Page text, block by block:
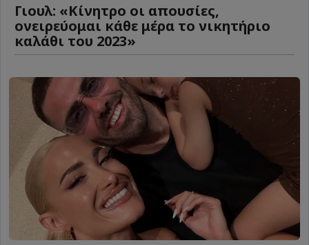
Γιουλ: «Κίνητρο οι απουσίες,
ονειρεύομαι κάθε μέρα το νικητήριο
καλάθι του 2023»